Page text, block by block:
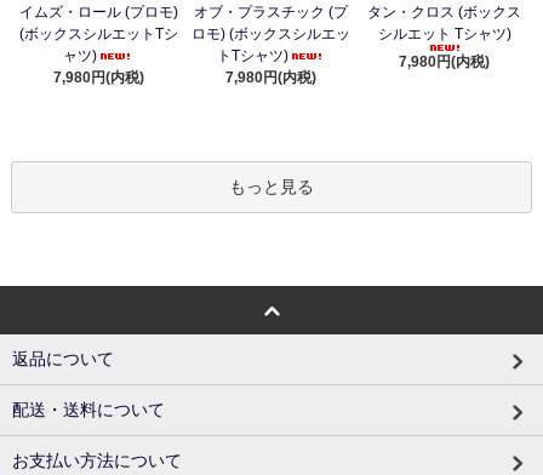
イムズ・ロール (プロモ)
(ボックスシルエットTシ
ャツ)
7,980円(内税)
オブ・プラスチック (プ
ロモ) (ボックスシルエッ
トTシャツ)
7,980円(内税)
タン・クロス (ボックス
シルエット Tシャツ)
7,980円(内税)
もっと見る
返品について
配送・送料について
お支払い方法について